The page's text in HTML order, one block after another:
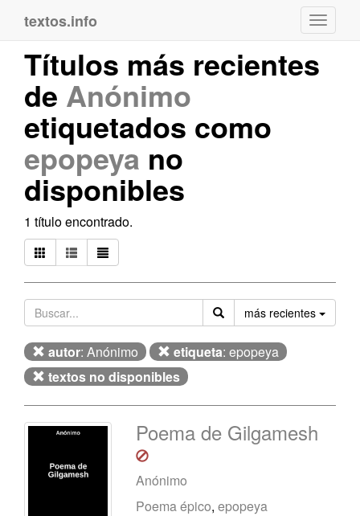
textos.info
Títulos más recientes
de Anónimo
etiquetados como
epopeya no
disponibles
1 título encontrado.
más recientes
autor: Anónimo etiqueta: epopeya
textos no disponibles
Poema de Gilgamesh
Anónimo
Poema épico,epopeya